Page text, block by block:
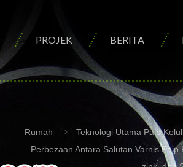
PROJEK BERITA
Rumah
Teknologi Utama Paip
Perbezaan Antara Salutan Varnis Paip